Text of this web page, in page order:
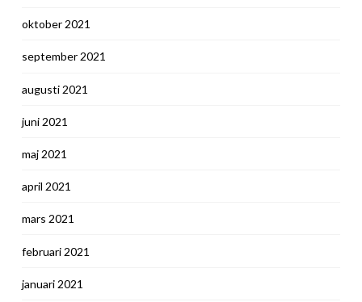
oktober 2021
september 2021
augusti 2021
juni 2021
maj 2021
april 2021
mars 2021
februari 2021
januari 2021